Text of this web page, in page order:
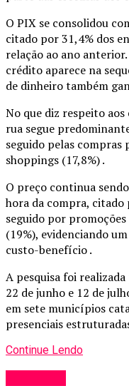
O PIX se consolidou
citado por 31,4% dos
relação ao ano
crédito aparece na
de dinheiro também
No que diz respeito
rua segue
seguido pelas
shoppings (17,8%) .
O preço continua
hora da compra, citado
seguido por
(19%), evidenciando
custo-benefício .
A pesquisa foi
22 de junho e 12 de
em sete municípios
presenciais
Continue Lendo